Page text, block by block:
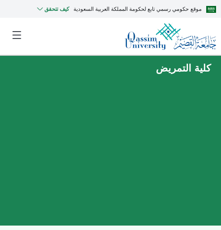
موقع حكومي رسمي تابع لحكومة المملكة العربية السعودية كيف تتحقق
كلية التمريض